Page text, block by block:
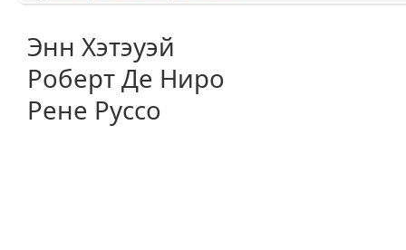
Энн Хэтэуэй
Роберт Де Ниро
Рене Руссо